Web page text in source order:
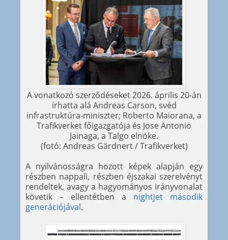
A vonatkozó szerződéseket 2026. április 20-án
írhatta alá Andreas Carson, svéd
infrastruktúra-miniszter; Roberto Maiorana, a
Trafikverket főigazgatója és Jose Antonio
Jainaga, a Talgo elnöke.
(fotó: Andreas Gärdnert / Trafikverket)
A nyilvánosságra hozott képek alapján egy
részben nappali, részben éjszakai szerelvényt
rendeltek, avagy a hagyományos irányvonalat
követik – ellentétben a nightjet második
generációjával.